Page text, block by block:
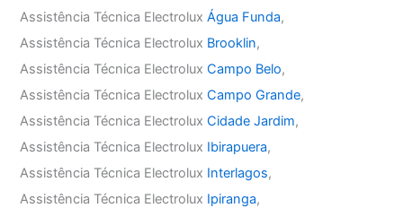
Assistência Técnica ElectroluxÁgua Funda,
Assistência Técnica Electrolux Brooklin,
Assistência Técnica ElectroluxCampo Belo,
Assistência Técnica ElectroluxCampo Grande,
Assistência Técnica ElectroluxCidade Jardim,
Assistência Técnica Electrolux Ibirapuera,
Assistência Técnica Electrolux Interlagos,
Assistência Técnica Electrolux Ipiranga,